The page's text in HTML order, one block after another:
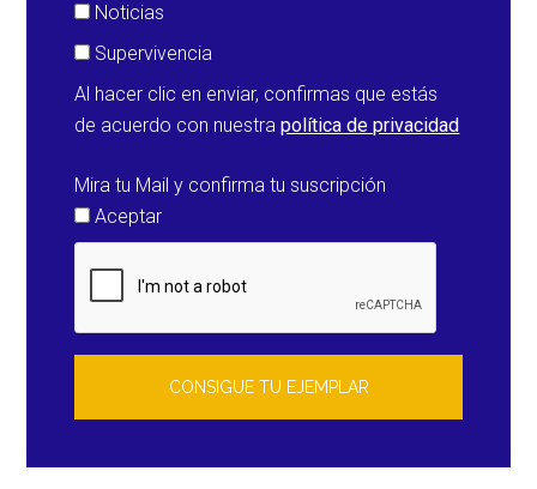
Noticias
Supervivencia
Al hacer clic en enviar, confirmas que estás
de acuerdo con nuestrapolítica de privacidad
Mira tu Mail y confirma tu suscripción
Aceptar